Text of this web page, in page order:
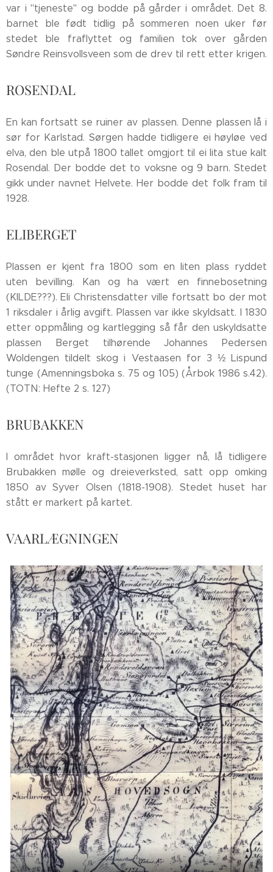
var i "tjeneste" og bodde på gårder i området. Det 8.
barnet ble født tidlig på sommeren noen uker før
stedet ble fraflyttet og familien tok over gården
Søndre Reinsvollsveen som de drev til rett etter krigen.
ROSENDAL
En kan fortsatt se ruiner av plassen. Denne plassen lå i
sør for Karlstad. Sørgen hadde tidligere ei høyløe ved
elva, den ble utpå 1800 tallet omgjort til ei lita stue kalt
Rosendal. Der bodde det to voksne og 9 barn. Stedet
gikk under navnet Helvete. Her bodde det folk fram til
1928.
ELIBERGET
Plassen er kjent fra 1800 som en liten plass ryddet
uten bevilling. Kan og ha vært en finnebosetning
(KILDE???). Eli Christensdatter ville fortsatt bo der mot
1 riksdaler i årlig avgift. Plassen var ikke skyldsatt. I 1830
etter oppmåling og kartlegging så får den uskyldsatte
plassen Berget tilhørende Johannes Pedersen
Woldengen tildelt skog i Vestaasen for 3 ½ Lispund
tunge (Amenningsboka s. 75 og 105) (Årbok 1986 s.42).
(TOTN: Hefte 2 s. 127)
BRUBAKKEN
I området hvor kraft-stasjonen ligger nå, lå tidligere
Brubakken mølle og dreieverksted, satt opp omking
1850 av Syver Olsen (1818-1908). Stedet huset har
stått er markert på kartet.
VAARLÆGNINGEN